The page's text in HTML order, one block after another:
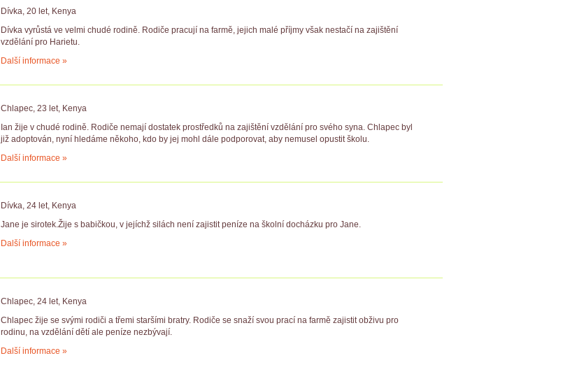
Dívka, 20 let, Kenya
Dívka vyrůstá ve velmi chudé rodině. Rodiče pracují na farmě, jejich malé příjmy však nestačí na zajištění
vzdělání pro Harietu.
Další informace »
Chlapec, 23 let, Kenya
Ian žije v chudé rodině. Rodiče nemají dostatek prostředků na zajištění vzdělání pro svého syna. Chlapec byl
již adoptován, nyní hledáme někoho, kdo by jej mohl dále podporovat, aby nemusel opustit školu.
Další informace »
Dívka, 24 let, Kenya
Jane je sirotek.Žije s babičkou, v jejíchž silách není zajistit peníze na školní docházku pro Jane.
Další informace »
Chlapec, 24 let, Kenya
Chlapec žije se svými rodiči a třemi staršími bratry. Rodiče se snaží svou prací na farmě zajistit obživu pro
rodinu, na vzdělání dětí ale peníze nezbývají.
Další informace »